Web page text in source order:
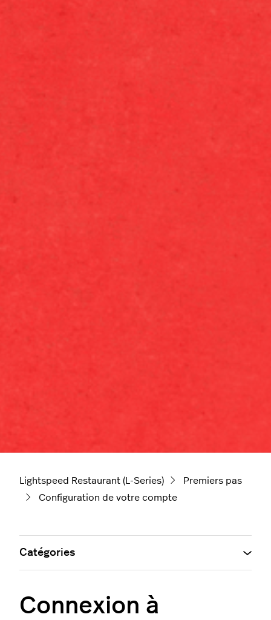
Lightspeed Restaurant (L-Series)
Premiers pas
Configuration de votre compte
Connexion à
Catégories